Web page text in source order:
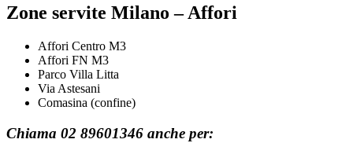
Zone servite Milano – Affori
Affori Centro M3
Affori FN M3
Parco Villa Litta
Via Astesani
Comasina (confine)
Chiama 02 89601346 anche per: